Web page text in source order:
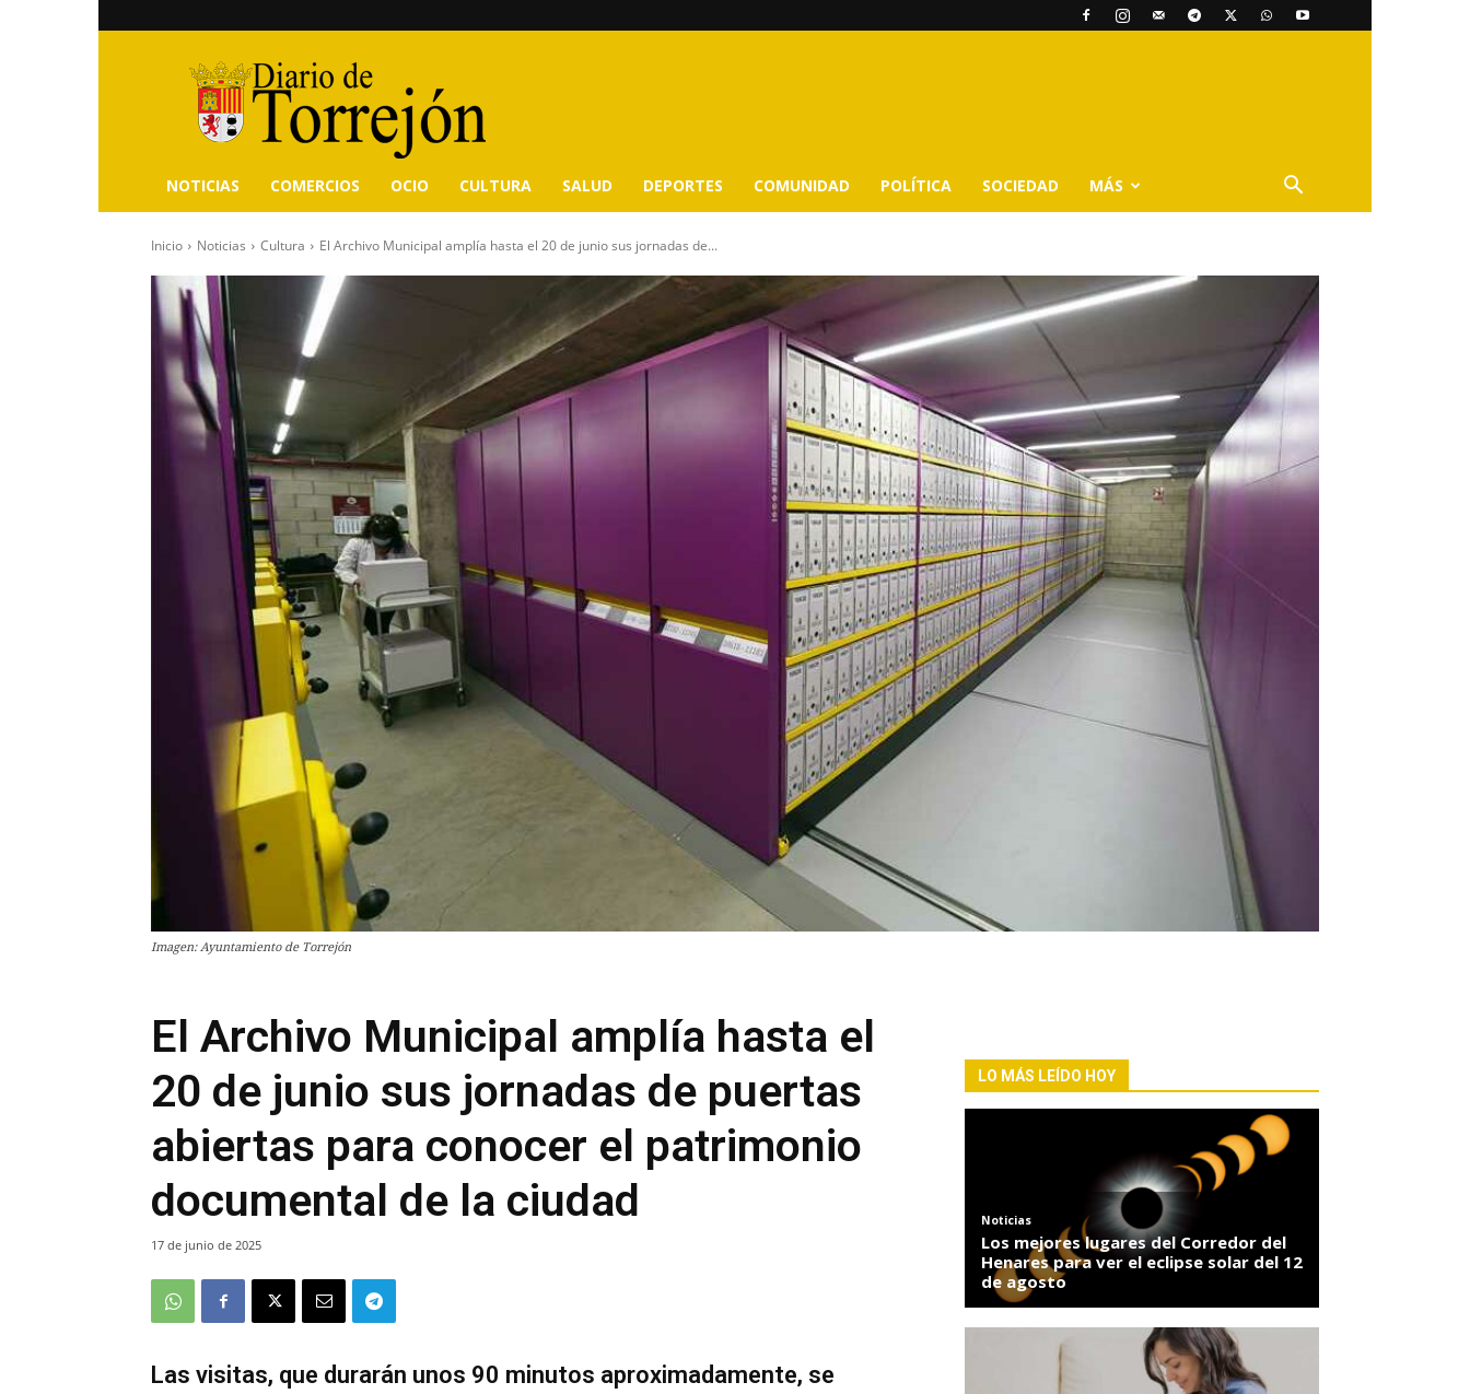
Diario
de
Torrejón
NOTICIAS COMERCIOS OCIO CULTURA SALUD DEPORTES COMUNIDAD POLÍTICA SOCIEDAD MÁS
Inicio Noticias Cultura El Archivo Municipal amplía hasta el 20 de junio sus jornadas de...
Imagen: Ayuntamiento de Torrejón
El Archivo Municipal amplía hasta el
20 de junio sus jornadas de puertas
abiertas para conocer el patrimonio
documental de la ciudad
17 de junio de 2025
Las visitas, que durarán unos 90 minutos aproximadamente, se
LO MÁS LEÍDO HOY